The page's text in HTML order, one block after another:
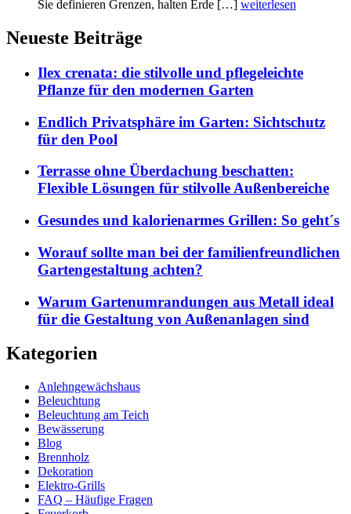
Sie definieren Grenzen, halten Erde […] weiterlesen
Neueste Beiträge
Ilex crenata: die stilvolle und pflegeleichte
Pflanze für den modernen Garten
Endlich Privatsphäre im Garten: Sichtschutz
für den Pool
Terrasse ohne Überdachung beschatten:
Flexible Lösungen für stilvolle Außenbereiche
Gesundes und kalorienarmes Grillen: So geht´s
Worauf sollte man bei der familienfreundlichen
Gartengestaltung achten?
Warum Gartenumrandungen aus Metall ideal
für die Gestaltung von Außenanlagen sind
Kategorien
Anlehngewächshaus
Beleuchtung
Beleuchtung am Teich
Bewässerung
Blog
Brennholz
Dekoration
Elektro-Grills
FAQ – Häufige Fragen